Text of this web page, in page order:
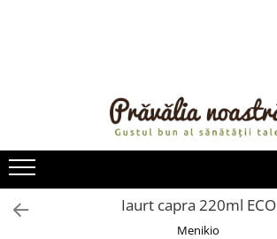
ULEIURI ȘI UNTURI
MĂSLINE
FRUCTE DESHIDRATATE
Iaurt capra 220ml ECO
Menikio